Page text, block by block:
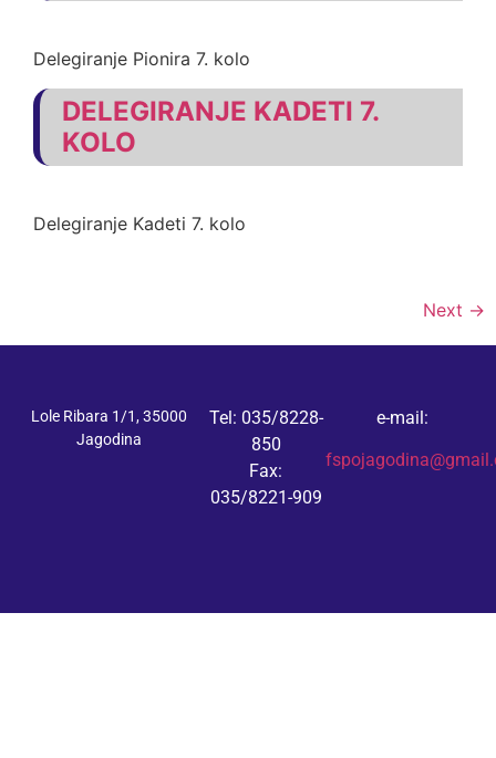
Delegiranje Pionira 7. kolo
DELEGIRANJE KADETI 7.
KOLO
Delegiranje Kadeti 7. kolo
Next →
Lole Ribara 1/1, 35000
Jagodina
Tel: 035/8228-
850
Fax:
035/8221-909
e-mail: